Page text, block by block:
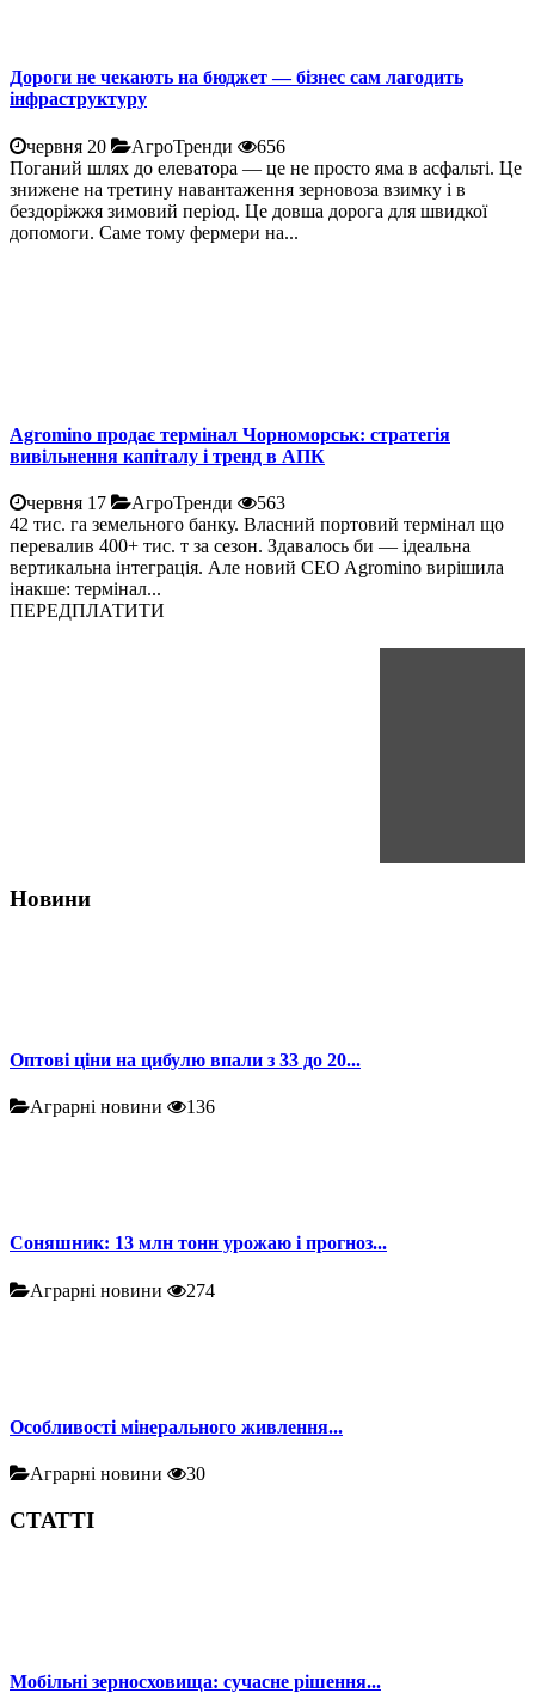
Дороги не чекають на бюджет — бізнес сам лагодить
інфраструктуру
червня 20 АгроТренди
656
Поганий шлях до елеватора — це не просто яма в асфальті. Це
знижене на третину навантаження зерновоза взимку і в
бездоріжжя зимовий період. Це довша дорога для швидкої
допомоги. Саме тому фермери на...
Agromino продає термінал Чорноморськ: стратегія
вивільнення капіталу і тренд в АПК
червня 17 АгроТренди
563
42 тис. га земельного банку. Власний портовий термінал що
перевалив 400+ тис. т за сезон. Здавалось би — ідеальна
вертикальна інтеграція. Але новий CEO Agromino вирішила
інакше: термінал...
ПЕРЕДПЛАТИТИ
Новини
Оптові ціни на цибулю впали з 33 до 20...
Аграрні новини 136
Соняшник: 13 млн тонн урожаю і прогноз...
Аграрні новини 274
Особливості мінерального живлення...
Аграрні новини 30
СТАТТІ
Мобільні зерносховища: сучасне рішення...